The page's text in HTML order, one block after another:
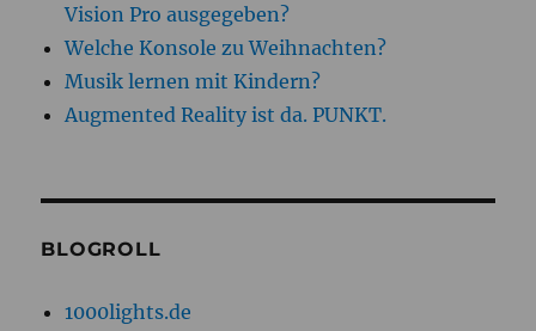
Vision Pro ausgegeben?
Welche Konsole zu Weihnachten?
Musik lernen mit Kindern?
Augmented Reality ist da. PUNKT.
BLOGROLL
1000lights.de